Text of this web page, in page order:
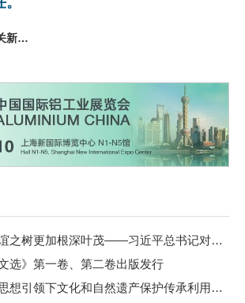
兴趣
让中朝传统友谊之树更加根深叶茂——习近平总书记对朝鲜进行国事访问纪实
选》第一卷、第二卷出版发行
在习近平文化思想引领下文化和自然遗产保护传承利用工作开创新局面